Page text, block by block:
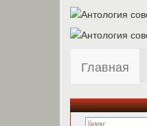
Главная